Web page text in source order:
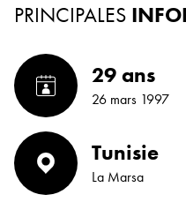
PRINCIPALES
29 ans
26 mars 1997
Tunisie
La Marsa